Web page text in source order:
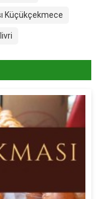
Küçükçekmece